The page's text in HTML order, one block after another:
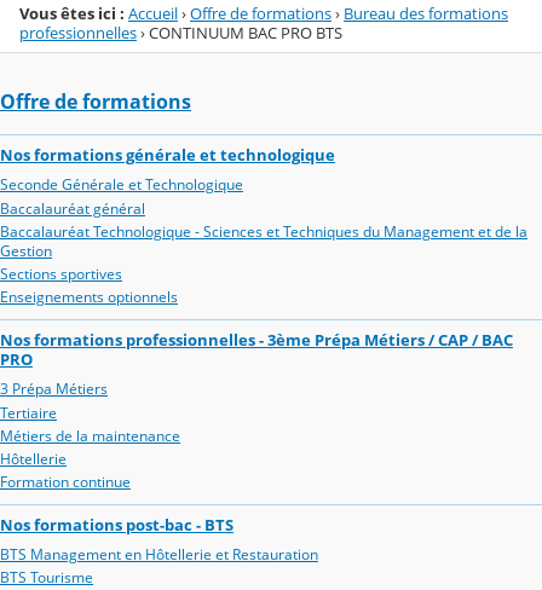
Vous êtes ici : Accueil›Offre de formations› Bureau des formations
professionnelles›CONTINUUM BAC PRO BTS
Offre de formations
Nos formations générale et technologique
Seconde Générale et Technologique
Baccalauréat général
Baccalauréat Technologique - Sciences et Techniques du Management et de la
Gestion
Sections sportives
Enseignements optionnels
Nos formations professionnelles - 3ème Prépa Métiers / CAP / BAC
PRO
3 Prépa Métiers
Tertiaire
Métiers de la maintenance
Hôtellerie
Formation continue
Nos formations post-bac - BTS
BTS Management en Hôtellerie et Restauration
BTS Tourisme